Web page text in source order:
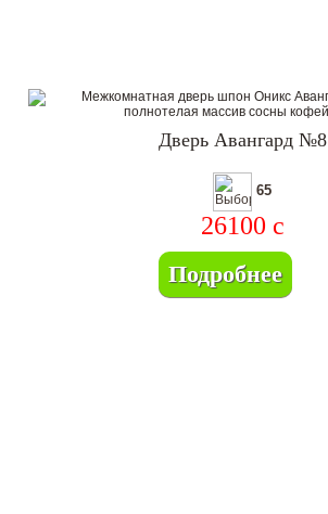
Дверь Авангард №8
65
26100 c
Подробнее